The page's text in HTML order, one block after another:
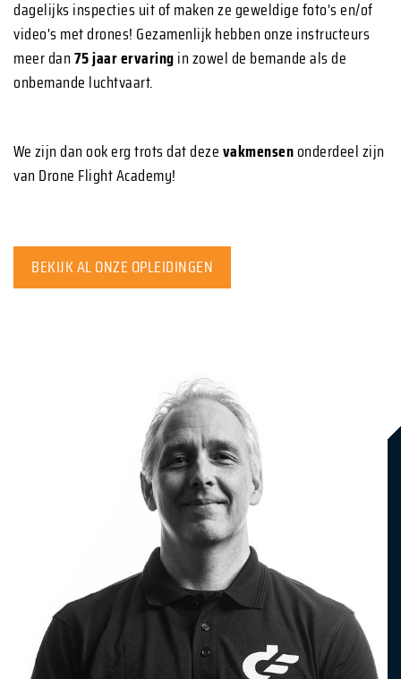
dagelijks inspecties uit of maken ze geweldige foto's en/of
video's met drones! Gezamenlijk hebben onze instructeurs
meer dan75 jaar ervaringin zowel de bemande als de
onbemande luchtvaart.
We zijn dan ook erg trots dat dezevakmensenonderdeel zijn
van Drone Flight Academy!
BEKIJK AL ONZE OPLEIDINGEN